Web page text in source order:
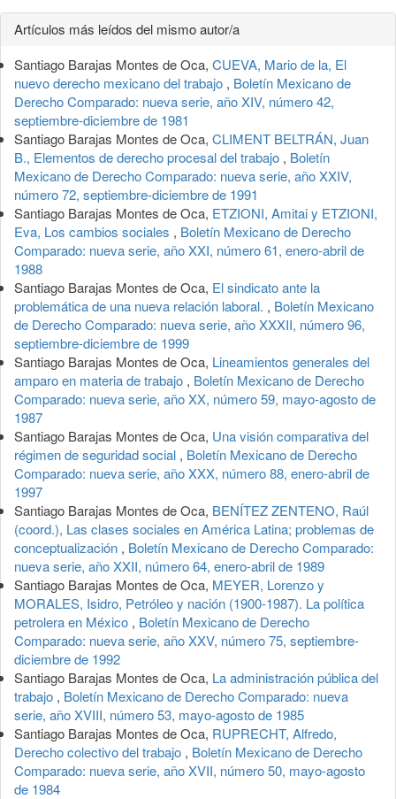
Detalles
del
artículo
Artículos más leídos del mismo autor/a
Santiago Barajas Montes de Oca, CUEVA, Mario de la, El
nuevo derecho mexicano del trabajo , Boletín Mexicano de
Derecho Comparado: nueva serie, año XIV, número 42,
septiembre-diciembre de 1981
Santiago Barajas Montes de Oca, CLIMENT BELTRÁN, Juan
B., Elementos de derecho procesal del trabajo , Boletín
Mexicano de Derecho Comparado: nueva serie, año XXIV,
número 72, septiembre-diciembre de 1991
Santiago Barajas Montes de Oca, ETZIONI, Amitai y ETZIONI,
Eva, Los cambios sociales , Boletín Mexicano de Derecho
Comparado: nueva serie, año XXI, número 61, enero-abril de
1988
Santiago Barajas Montes de Oca, El sindicato ante la
problemática de una nueva relación laboral. , Boletín Mexicano
de Derecho Comparado: nueva serie, año XXXII, número 96,
septiembre-diciembre de 1999
Santiago Barajas Montes de Oca, Lineamientos generales del
amparo en materia de trabajo , Boletín Mexicano de Derecho
Comparado: nueva serie, año XX, número 59, mayo-agosto de
1987
Santiago Barajas Montes de Oca, Una visión comparativa del
régimen de seguridad social , Boletín Mexicano de Derecho
Comparado: nueva serie, año XXX, número 88, enero-abril de
1997
Santiago Barajas Montes de Oca, BENÍTEZ ZENTENO, Raúl
(coord.), Las clases sociales en América Latina; problemas de
conceptualización , Boletín Mexicano de Derecho Comparado:
nueva serie, año XXII, número 64, enero-abril de 1989
Santiago Barajas Montes de Oca, MEYER, Lorenzo y
MORALES, Isidro, Petróleo y nación (1900-1987). La política
petrolera en México , Boletín Mexicano de Derecho
Comparado: nueva serie, año XXV, número 75, septiembre-
diciembre de 1992
Santiago Barajas Montes de Oca, La administración pública del
trabajo , Boletín Mexicano de Derecho Comparado: nueva
serie, año XVIII, número 53, mayo-agosto de 1985
Santiago Barajas Montes de Oca, RUPRECHT, Alfredo,
Derecho colectivo del trabajo , Boletín Mexicano de Derecho
Comparado: nueva serie, año XVII, número 50, mayo-agosto
de 1984